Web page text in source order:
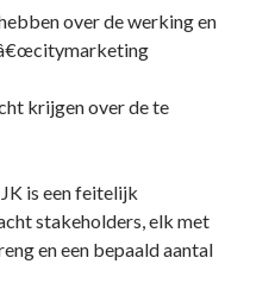
over de werking en
krijgen over de te
is een feitelijk
stakeholders, elk met
en een bepaald aantal